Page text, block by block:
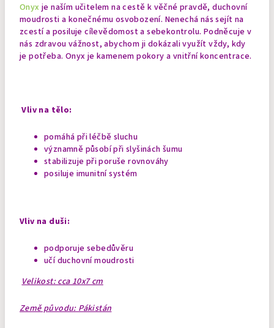
Onyx je naším učitelem na cestě k věčné pravdě, duchovní
moudrosti a konečnému osvobození. Nenechá nás sejít na
zcestí a posiluje cílevědomost a sebekontrolu. Podněcuje v
nás zdravou vážnost, abychom ji dokázali využít vždy, kdy
je potřeba. Onyx je kamenem pokory a vnitřní koncentrace.
Vliv na tělo:
pomáhá při léčbě sluchu
významně působí při slyšinách šumu
stabilizuje při poruše rovnováhy
posiluje imunitní systém
Vliv na duši:
podporuje sebedůvěru
učí duchovní moudrosti
Velikost: cca 10x7 cm
Země původu: Pákistán